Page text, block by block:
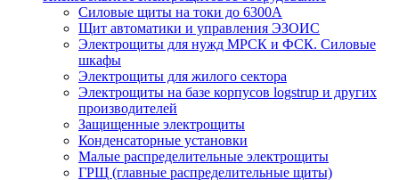
Силовые щиты на токи до 6300А
Щит автоматики и управления ЭЗОИС
Электрощиты для нужд МРСК и ФСК. Силовые
шкафы
Электрощиты для жилого сектора
Электрощиты на базе корпусов logstrup и других
производителей
Защищенные электрощиты
Конденсаторные установки
Малые распределительные электрощиты
ГРЩ (главные распределительные щиты)